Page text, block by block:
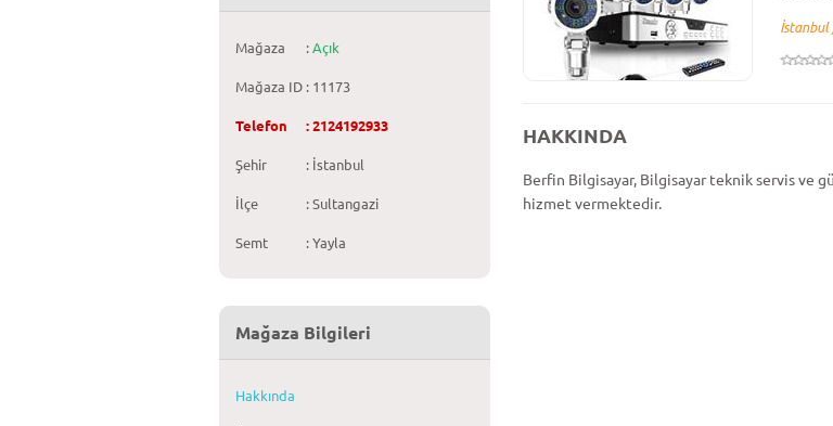
Mağaza : Açık
Mağaza ID : 11173
Telefon : 2124192933
Şehir : İstanbul
İlçe : Sultangazi
Semt : Yayla
Mağaza Bilgileri
Hakkında
İstanbul
HAKKINDA
Berfin Bilgisayar, Bilgisayar teknik servis ve
hizmet vermektedir.